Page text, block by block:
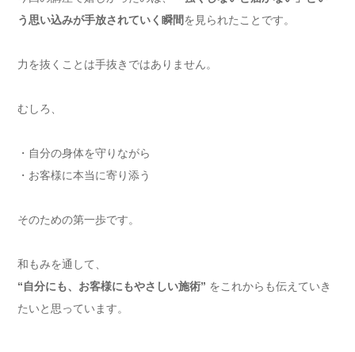
う思い込みが手放されていく瞬間を見られたことです。
力を抜くことは手抜きではありません。
むしろ、
・自分の身体を守りながら
・お客様に本当に寄り添う
そのための第一歩です。
和もみを通して、
“自分にも、お客様にもやさしい施術” をこれからも伝えていき
たいと思っています。